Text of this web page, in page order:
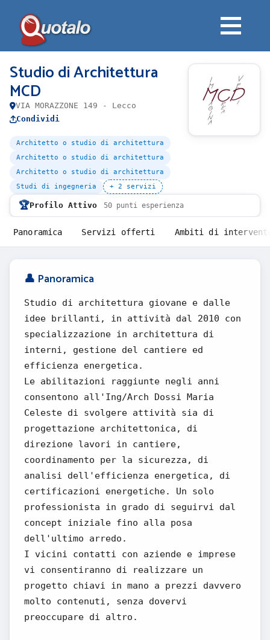
Studio di Architettura
MCD
VIA MORAZZONE 149 - Lecco
Condividi
Architetto o studio di architettura
Architetto o studio di architettura
Architetto o studio di architettura
Studi di ingegneria
+ 2 servizi
🏆Profilo Attivo 50 punti esperienza
Panoramica Servizi offerti Ambiti di
👤 Panoramica
Studio di architettura giovane e dalle
idee brillanti, in attività dal 2010 con
specializzazione in architettura di
interni, gestione del cantiere ed
efficienza energetica.
Le abilitazioni raggiunte negli anni
consentono all'Ing/Arch Dossi Maria
Celeste di svolgere attività sia di
progettazione architettonica, di
direzione lavori in cantiere,
coordinamento per la sicurezza, di
analisi dell'efficienza energetica, di
certificazioni energetiche. Un solo
professionista in grado di seguirvi dal
concept iniziale fino alla posa
dell'ultimo arredo.
I vicini contatti con aziende e imprese
vi consentiranno di realizzare un
progetto chiavi in mano a prezzi davvero
molto contenuti, senza dovervi
preoccupare di altro.